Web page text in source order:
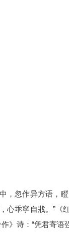
，忽作异方语，
心乖寧自戕。”
》诗：“凭君寄语